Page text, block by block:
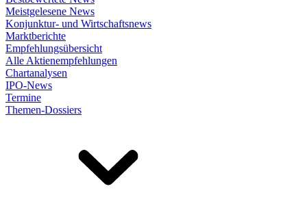
Meistgelesene News
Konjunktur- und Wirtschaftsnews
Marktberichte
Empfehlungsübersicht
Alle Aktienempfehlungen
Chartanalysen
IPO-News
Termine
Themen-Dossiers